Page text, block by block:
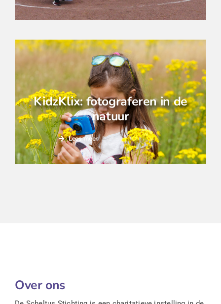
KidzKlix: fotograferen in de
natuur
Lees meer
Over ons